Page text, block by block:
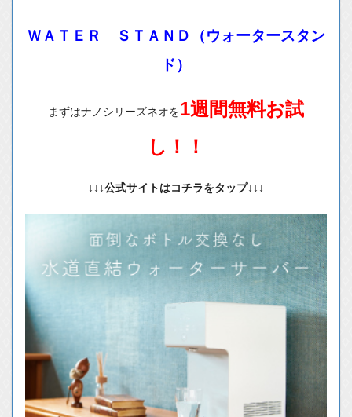
ＷＡＴＥＲ ＳＴＡＮＤ（ウォータースタン
ド）
まずはナノシリーズネオを1週間無料お試
し！！
↓↓↓公式サイトはコチラをタップ↓↓↓